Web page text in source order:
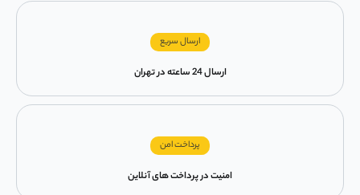
ارسال سریع
ارسال 24 ساعته در تهران
پرداخت امن
امنیت در پرداخت های آنلاین